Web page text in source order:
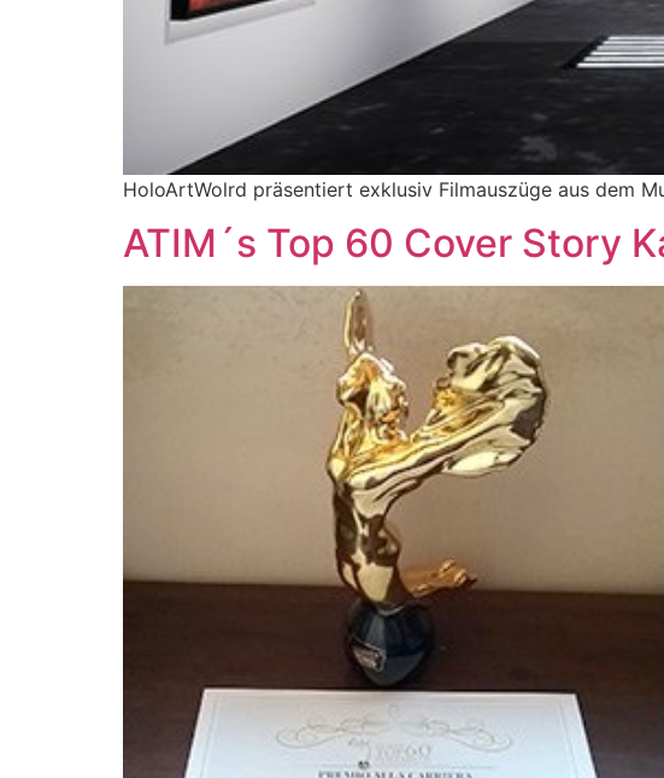
HoloArtWolrd präsentiert exklusiv Filmauszüge aus dem
ATIM´s Top 60 Cover Story